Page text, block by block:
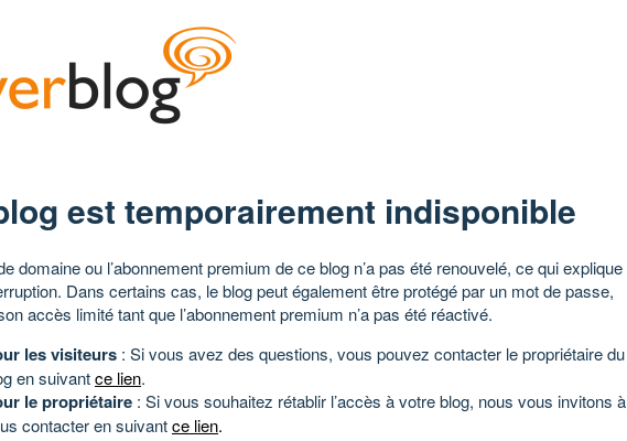
est temporairement indisponible
domaine ou l’abonnement premium de ce blog n’a pas été renouvelé, ce qui explique
Dans certains cas, le blog peut également être protégé par un mot de passe,
accès limité tant que l’abonnement premium n’a pas été réactivé.
les visiteurs : Si vous avez des questions, vous pouvez contacter le propriétaire du
en suivantce lien.
le propriétaire : Si vous souhaitez rétablir l’accès à votre blog, nous vous invitons à
contacter en suivantce lien.